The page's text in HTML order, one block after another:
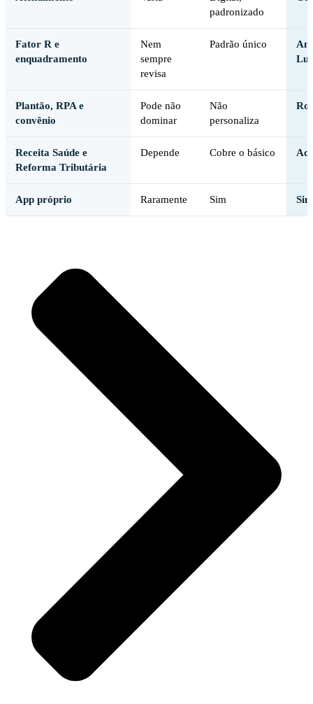
padronizado
Fator R e
enquadramento
Nem
sempre
revisa
Padrão único
Plantão, RPA e
convênio
Pode não
dominar
Não
personaliza
Receita Saúde e
Reforma Tributária
Depende Cobre o básico
App próprio Raramente Sim